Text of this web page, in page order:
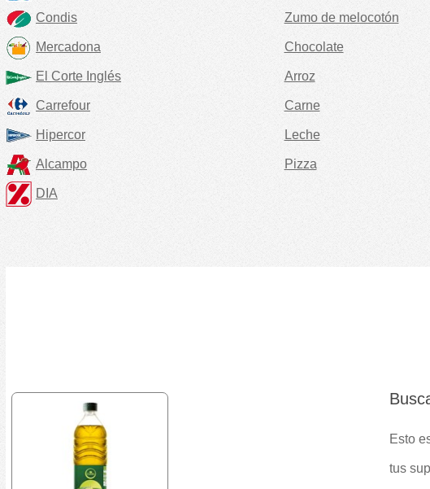
Condis
Mercadona
El Corte Inglés
Carrefour
Hipercor
Alcampo
DIA
Zumo de melocotón
Chocolate
Arroz
Carne
Leche
Pizza
Esto
tus